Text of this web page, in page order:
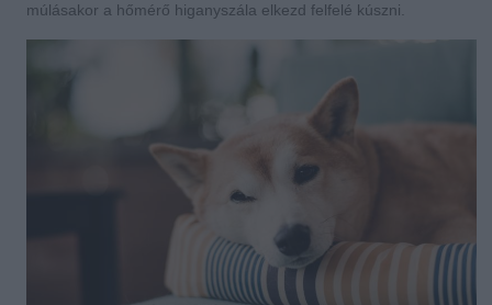
múlásakor a hőmérő higanyszála elkezd felfelé kúszni.